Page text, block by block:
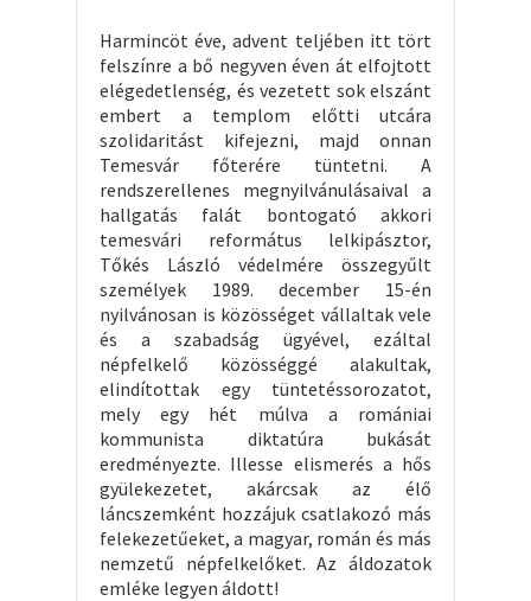
Harmincöt éve, advent teljében itt tört
felszínre a bő negyven éven át elfojtott
elégedetlenség, és vezetett sok elszánt
embert a templom előtti utcára
szolidaritást kifejezni, majd onnan
Temesvár főterére tüntetni. A
rendszerellenes megnyilvánulásaival a
hallgatás falát bontogató akkori
temesvári református lelkipásztor,
Tőkés László védelmére összegyűlt
személyek 1989. december 15-én
nyilvánosan is közösséget vállaltak vele
és a szabadság ügyével, ezáltal
népfelkelő közösséggé alakultak,
elindítottak egy tüntetéssorozatot,
mely egy hét múlva a romániai
kommunista diktatúra bukását
eredményezte. Illesse elismerés a hős
gyülekezetet, akárcsak az élő
láncszemként hozzájuk csatlakozó más
felekezetűeket, a magyar, román és más
nemzetű népfelkelőket. Az áldozatok
emléke legyen áldott!